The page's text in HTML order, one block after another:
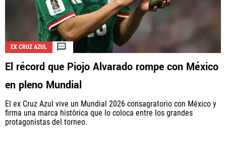
EX CRUZ AZUL
El récord que Piojo Alvarado rompe con México
en pleno Mundial
El ex Cruz Azul vive un Mundial 2026 consagratorio con México y
firma una marca histórica que lo coloca entre los grandes
protagonistas del torneo.